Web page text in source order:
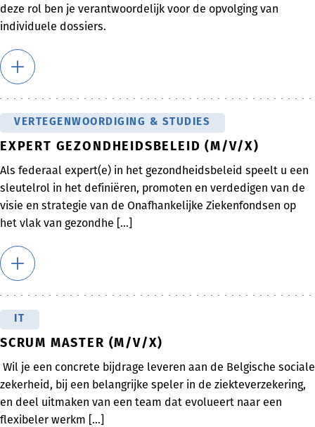
deze rol ben je verantwoordelijk voor de opvolging van
individuele dossiers.
VERTEGENWOORDIGING & STUDIES
EXPERT GEZONDHEIDSBELEID (M/V/X)
Als federaal expert(e) in het gezondheidsbeleid speelt u een
sleutelrol in het definiëren, promoten en verdedigen van de
visie en strategie van de Onafhankelijke Ziekenfondsen op
het vlak van gezondhe [...]
SCRUM MASTER (M/V/X)
Wil je een concrete bijdrage leveren aan de Belgische sociale
zekerheid, bij een belangrijke speler in de ziekteverzekering,
en deel uitmaken van een team dat evolueert naar een
flexibeler werkm [...]